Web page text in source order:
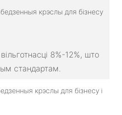
8%-12%, што
стандартам.